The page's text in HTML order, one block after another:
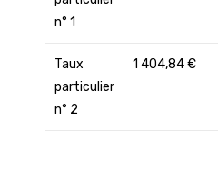
n° 1
Taux
particulier
n° 2
1 404,84 €